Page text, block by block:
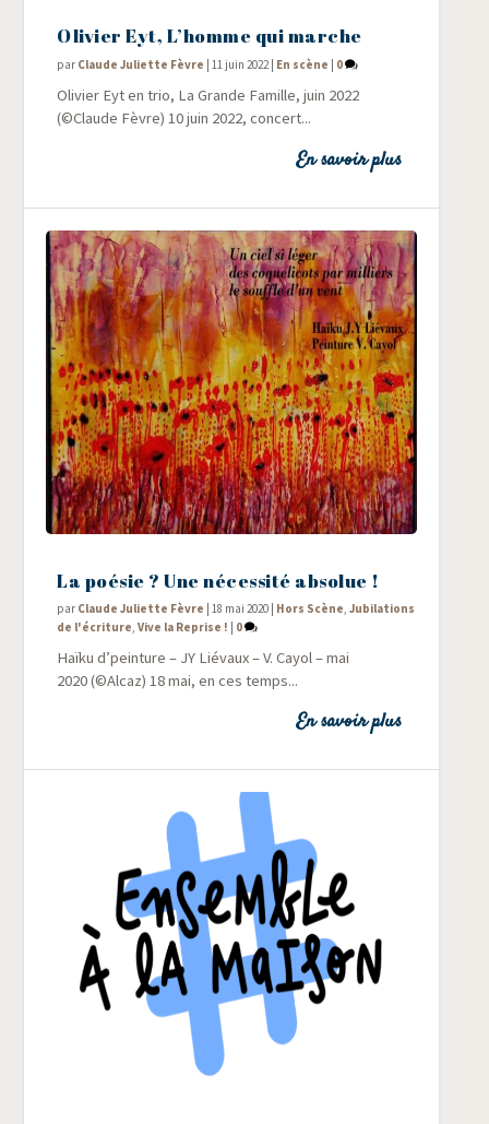
Olivier Eyt, L’homme qui marche
par Claude Juliette Fèvre |11 juin 2022| En scène 0
Oli­vier Eyt en trio, La Grande Famille, juin 2022
(©Claude Fèvre) 10 juin 2022, concert...
En savoir plus
La poésie ? Une nécessité absolue !
par Claude Juliette Fèvre | 18 mai 2020 | Hors Scène ,Jubilations
de l'écriture ,Vive la Reprise ! | 0
Haï­ku d’peinture – JY Lié­vaux – V. Cayol – mai
2020 (©Alcaz) 18 mai, en ces temps...
En savoir plus